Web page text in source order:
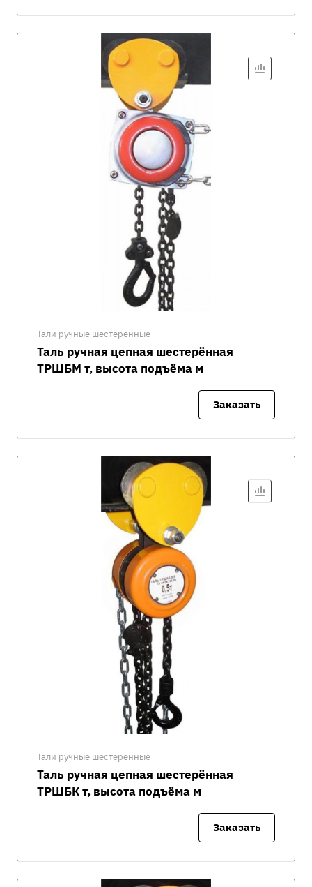
Тали ручные шестеренные
Таль ручная цепная шестерённая
ТРШБМ т, высота подъёма м
Заказать
Тали ручные шестеренные
Таль ручная цепная шестерённая
ТРШБК т, высота подъёма м
Заказать